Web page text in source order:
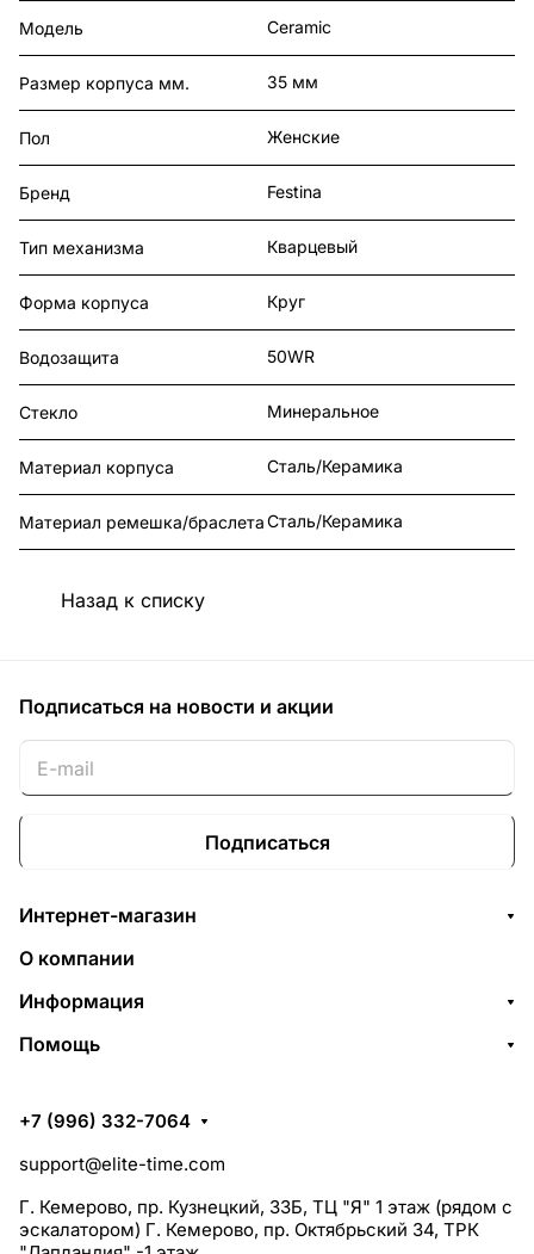
Модель Ceramic
Размер корпуса мм. 35 мм
Пол Женские
Бренд Festina
Тип механизма Кварцевый
Форма корпуса Круг
Водозащита 50WR
Стекло Минеральное
Материал корпуса Сталь/Керамика
Материал ремешка/браслетаСталь/Керамика
Назад к списку
Подписаться на новости и акции
Подписаться
Интернет-магазин
О компании
Информация
Помощь
+7 (996) 332-7064
support@elite-time.com
Г. Кемерово, пр. Кузнецкий, 33Б, ТЦ "Я" 1 этаж (рядом с
эскалатором) Г. Кемерово, пр. Октябрьский 34, ТРК